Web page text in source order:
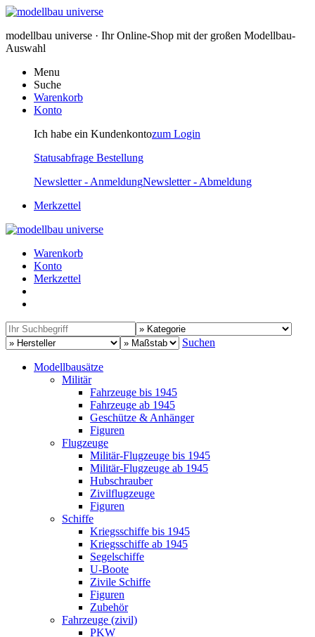
modellbau universe · Ihr Online-Shop mit der großen Modellbau-
Auswahl
Menu
Suche
Warenkorb
Konto
Ich habe ein Kundenkontozum Login
Statusabfrage Bestellung
Newsletter - AnmeldungNewsletter - Abmeldung
Merkzettel
Warenkorb
Konto
Merkzettel
Suchen
Modellbausätze
Militär
Fahrzeuge bis 1945
Fahrzeuge ab 1945
Geschütze & Anhänger
Figuren
Flugzeuge
Militär-Flugzeuge bis 1945
Militär-Flugzeuge ab 1945
Hubschrauber
Zivilflugzeuge
Figuren
Schiffe
Kriegsschiffe bis 1945
Kriegsschiffe ab 1945
Segelschiffe
U-Boote
Zivile Schiffe
Figuren
Zubehör
Fahrzeuge (zivil)
PKW